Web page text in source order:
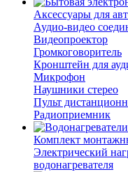
Аксессуары для
Аудио-видео
Видеопроектор
Громкоговоритель
Кронштейн для
Микрофон
Наушники стерео
Пульт
Радиоприемник
Комплект
Электрический
водонагревателя